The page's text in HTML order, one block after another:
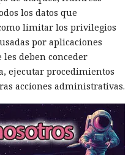
el 27 de octubre; la
de prisión.
robadas para
robaron información de al
se encuentran
los distritos escolares más
enorme: en el caso de
los datos que
limitar los privilegios
por aplicaciones
les deben conceder
ejecutar procedimientos
acciones administrativas.